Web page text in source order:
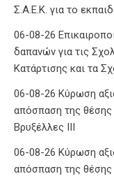
Σ.Α.Ε.Κ. για το
06-08-26
δαπανών για τις
Κατάρτισης και τα
06-08-26 Κύρωση
απόσπαση της
Βρυξέλλες ΙΙΙ
06-08-26 Κύρωση
απόσπαση της